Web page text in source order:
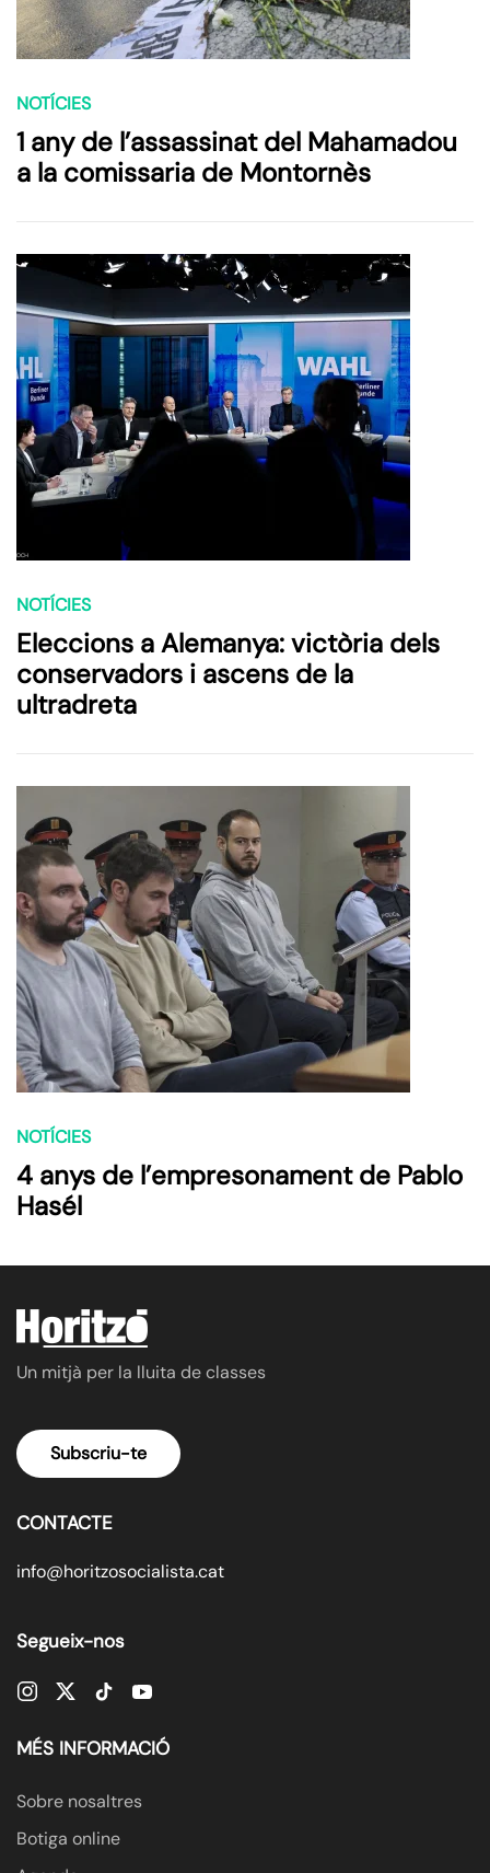
NOTÍCIES
1 any de l’assassinat del Mahamadou
a la comissaria de Montornès
NOTÍCIES
Eleccions a Alemanya: victòria dels
conservadors i ascens de la
ultradreta
NOTÍCIES
4 anys de l’empresonament de Pablo
Hasél
Un mitjà per la lluita de classes
Subscriu-te
CONTACTE
info@horitzosocialista.cat
Segueix-nos
MÉS INFORMACIÓ
Sobre nosaltres
Botiga online